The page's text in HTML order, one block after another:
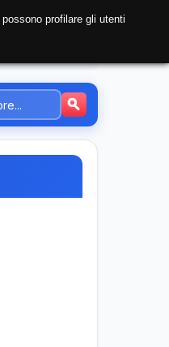
profilare gli utenti